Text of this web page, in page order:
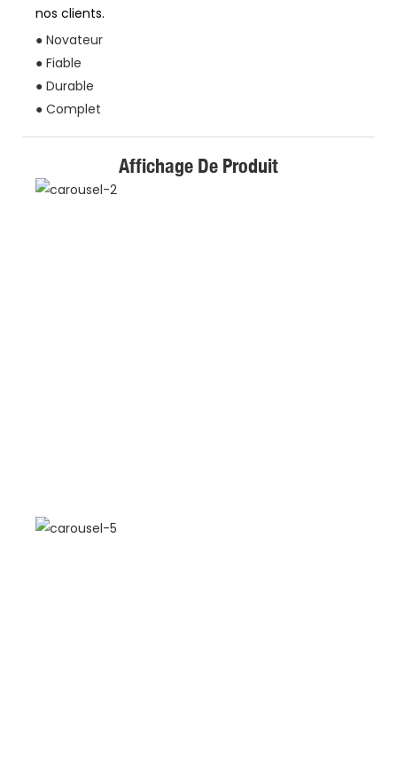
nos clients.
● Novateur
● Fiable
● Durable
● Complet
Affichage De Produit